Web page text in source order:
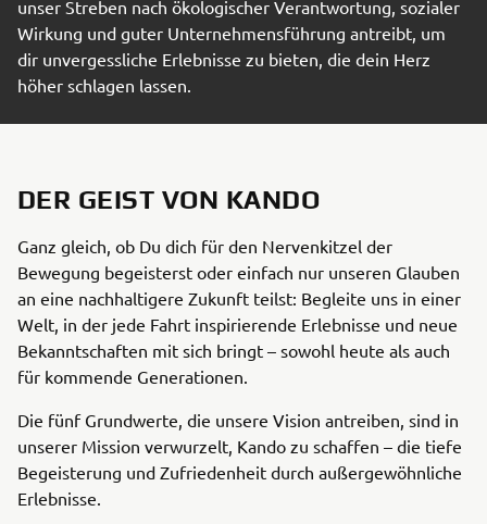
unser Streben nach ökologischer Verantwortung, sozialer
Wirkung und guter Unternehmensführung antreibt, um
dir unvergessliche Erlebnisse zu bieten, die dein Herz
höher schlagen lassen.
DER GEIST VON KANDO
Ganz gleich, ob Du dich für den Nervenkitzel der
Bewegung begeisterst oder einfach nur unseren Glauben
an eine nachhaltigere Zukunft teilst: Begleite uns in einer
Welt, in der jede Fahrt inspirierende Erlebnisse und neue
Bekanntschaften mit sich bringt – sowohl heute als auch
für kommende Generationen.
Die fünf Grundwerte, die unsere Vision antreiben, sind in
unserer Mission verwurzelt, Kando zu schaffen – die tiefe
Begeisterung und Zufriedenheit durch außergewöhnliche
Erlebnisse.